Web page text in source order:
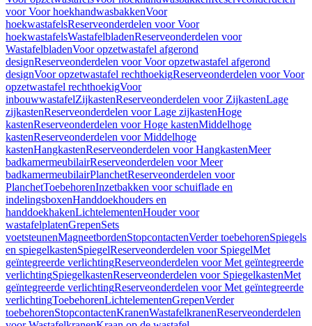
voor Voor hoekhandwasbakkenVoor
hoekwastafelsReserveonderdelen voor Voor
hoekwastafelsWastafelbladenReserveonderdelen voor
WastafelbladenVoor opzetwastafel afgerond
designReserveonderdelen voor Voor opzetwastafel afgerond
designVoor opzetwastafel rechthoekigReserveonderdelen voor Voor
opzetwastafel rechthoekigVoor
inbouwwastafelZijkastenReserveonderdelen voor ZijkastenLage
zijkastenReserveonderdelen voor Lage zijkastenHoge
kastenReserveonderdelen voor Hoge kastenMiddelhoge
kastenReserveonderdelen voor Middelhoge
kastenHangkastenReserveonderdelen voor HangkastenMeer
badkamermeubilairReserveonderdelen voor Meer
badkamermeubilairPlanchetReserveonderdelen voor
PlanchetToebehorenInzetbakken voor schuiflade en
indelingsboxenHanddoekhouders en
handdoekhakenLichtelementenHouder voor
wastafelplatenGrepenSets
voetsteunenMagneetbordenStopcontactenVerder toebehorenSpiegels
en spiegelkastenSpiegelReserveonderdelen voor SpiegelMet
geïntegreerde verlichtingReserveonderdelen voor Met geïntegreerde
verlichtingSpiegelkastenReserveonderdelen voor SpiegelkastenMet
geïntegreerde verlichtingReserveonderdelen voor Met geïntegreerde
verlichtingToebehorenLichtelementenGrepenVerder
toebehorenStopcontactenKranenWastafelkranenReserveonderdelen